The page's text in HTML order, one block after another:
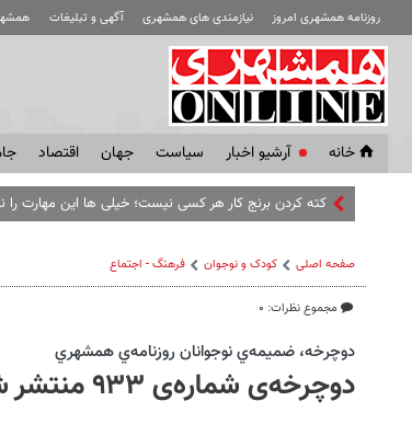
روزنامه همشهری امروز نیازمندی های همشهری آگهی و تبلیغات
خانه آرشیو اخبار سياست جهان اقتصاد
کته کردن برنج کار هر کسی نیست؛ خیلی ها این مهارت را
صفحه اصلی کودک و نوجوان فرهنگ - اجتماع
مجموع نظرات: ۰
دوچرخه، ضميمه‌ي نوجوانان روزنامه‌ي همشهري
دوچرخه‌ی شماره‌ی ۹۳۳ منتشر شد